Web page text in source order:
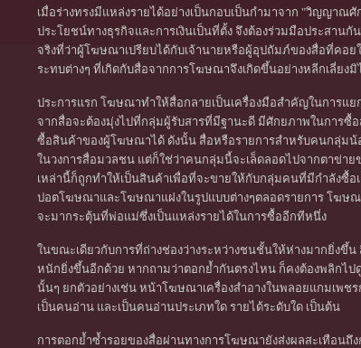
เมื่อร่างทรงมีแหล่งรายได้อย่างเป็นกอบเป็นกำมาจาก "วิญญาณ
ประโยชน์ทางธุรกิจและการเงินเป็นที่ตั้ง จึงต้องร่วมมือประสา
จริงที่ว่าผู้โฆษณาเปรียบได้กับเจ้านายหรือผู้อุปถัมภ์ของสื่อที่คอย
ระทบต่างๆ ที่เกิดกับสื่อจากการโฆษณาจึงเกิดขึ้นอย่างหลีกเลี่ยงมิ
ประการแรก โฆษณาทำให้สื่อกลายเป็นเครื่องมือสำคัญในการแ
จากสื่อจะต้องมุ่งไปที่กลุ่มผู้รับสารที่มีฐานะดี มีศักยภาพในการซื้
ซื้อสินค้าของผู้โฆษณาได้ ดังนั้น สื่อหรือรายการสำหรับคนกลุ่มน้
ในวงการสื่อมวลชน แต่ก็ใช่ว่าคนกลุ่มนี้จะเล็ดลอดไปจากตาข่
เหล่านี้ก็ถูกทำให้เป็นสินค้าเพื่อที่จะขายให้กับกลุ่มคนที่มีกำลังซื้อ
ปอตโฆษณาและโฆษณาแฝงในรูปแบบต่างๆตลอดรายการ โฆษ
จะมากระตุ้นที่พ่อแม่ซึ่งเป็นแหล่งรายได้ในการซื้ออีกทีหนึ่ง
ในขณะเดียวกับการที่ถ่างช่องว่างระหว่างชนชั้นให้ห่างมากยิ่งขึ้
หนักยิ่งขึ้นอีกด้วย หากถามว่าตอกย้ำกันตรงไหน ก็คงต้องพลิกไ
นั้นๆ ยกตัวอย่างเช่น หน้าโฆษณาเครื่องสำอางในพลอยแกมเพช
เป็นคนอ่าน และเป็นคนอ่านประเภทใด รายได้ระดับใด เป็นต้น
การตอกย้ำซ้ำรอยของสื่อผ่านทางการโฆษณายังส่งผลสะเทือน